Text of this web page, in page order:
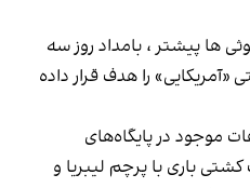
ها پیشتر ، بامداد روز سه
را هدف قرار داده
موجود در پایگاه‌های
باری با پرچم لیبریا و